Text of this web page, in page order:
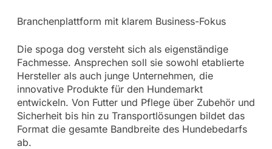
Branchenplattform mit klarem Business-Fokus
Die spoga dog versteht sich als eigenständige
Fachmesse. Ansprechen soll sie sowohl etablierte
Hersteller als auch junge Unternehmen, die
innovative Produkte für den Hundemarkt
entwickeln. Von Futter und Pflege über Zubehör und
Sicherheit bis hin zu Transportlösungen bildet das
Format die gesamte Bandbreite des Hundebedarfs
ab.